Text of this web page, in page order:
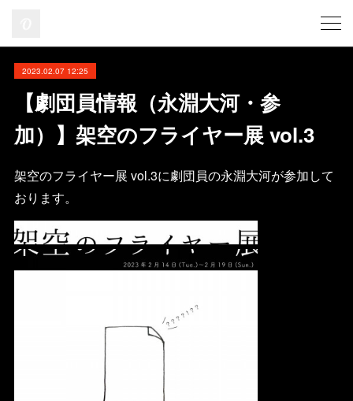
2023.02.07 12:25
【劇団員情報（永淵大河・参
加）】架空のフライヤー展 vol.3
架空のフライヤー展 vol.3に劇団員の永淵大河が参加して
おります。